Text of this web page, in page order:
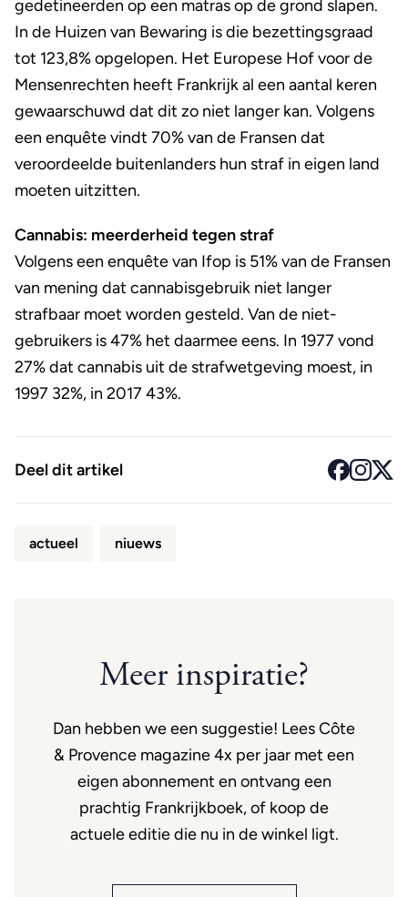
gedetineerden op een matras op de grond slapen.
In de Huizen van Bewaring is die bezettingsgraad
tot 123,8% opgelopen. Het Europese Hof voor de
Mensenrechten heeft Frankrijk al een aantal keren
gewaarschuwd dat dit zo niet langer kan. Volgens
een enquête vindt 70% van de Fransen dat
veroordeelde buitenlanders hun straf in eigen land
moeten uitzitten.
Cannabis: meerderheid tegen straf
Volgens een enquête van Ifop is 51% van de Fransen
van mening dat cannabisgebruik niet langer
strafbaar moet worden gesteld. Van de niet-
gebruikers is 47% het daarmee eens. In 1977 vond
27% dat cannabis uit de strafwetgeving moest, in
1997 32%, in 2017 43%.
Deel dit artikel
actueel niuews
Meer inspiratie?
Dan hebben we een suggestie! Lees Côte
& Provence magazine 4x per jaar met een
eigen abonnement en ontvang een
prachtig Frankrijkboek, of koop de
actuele editie die nu in de winkel ligt.